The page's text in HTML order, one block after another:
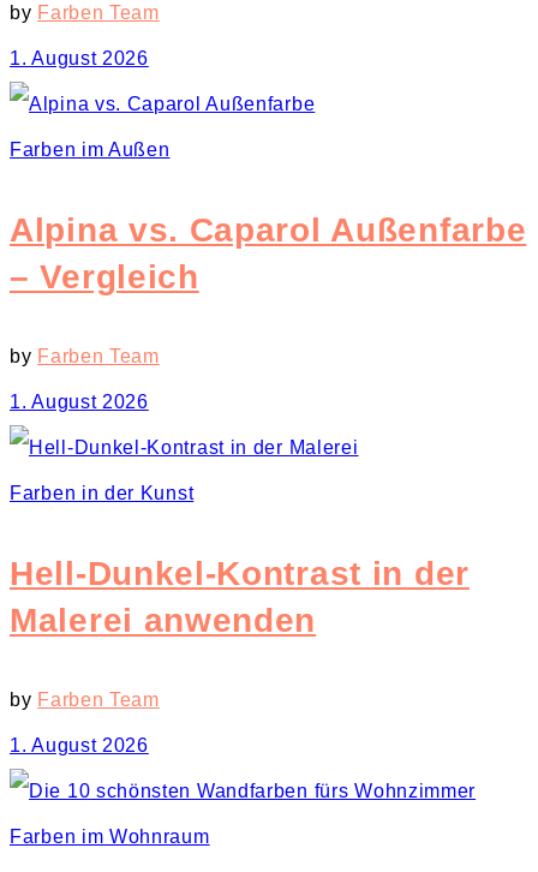
by Farben Team
1. August 2026
Farben im Außen
Alpina vs. Caparol Außenfarbe
– Vergleich
by Farben Team
1. August 2026
Farben in der Kunst
Hell-Dunkel-Kontrast in der
Malerei anwenden
by Farben Team
1. August 2026
Farben im Wohnraum